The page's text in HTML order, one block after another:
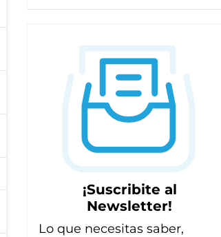
¡Suscribite al
Newsletter!
Lo que necesitas saber,